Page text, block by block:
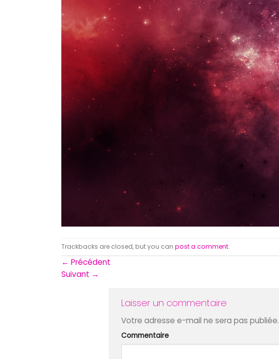
Trackbacks are closed, but you can post a comment.
← Précédent
Suivant →
Laisser un commentaire
Votre adresse e-mail ne sera pas publiée.
Commentaire